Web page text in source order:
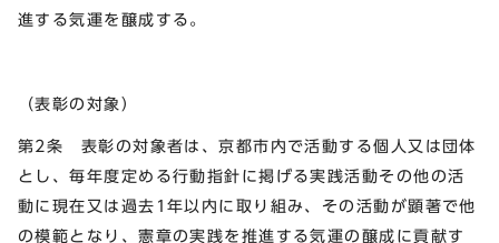
進する気運を醸成する。
（表彰の対象）
第2条 表彰の対象者は、京都市内で活動する個人又は団体
とし、毎年度定める行動指針に掲げる実践活動その他の活
動に現在又は過去1年以内に取り組み、その活動が顕著で他
の模範となり、憲章の実践を推進する気運の醸成に貢献す